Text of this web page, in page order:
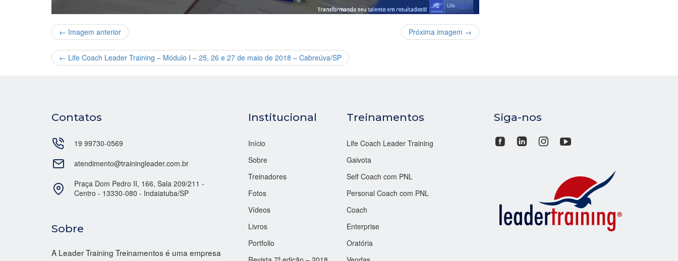
← Imagem anterior Próxima imagem →
← Life Coach Leader Training – Módulo I – 25, 26 e 27 de maio de 2018 – Cabreúva/SP
Contatos
19 99730-0569
atendimento@trainingleader.com.br
Praça Dom Pedro II, 166, Sala 209/211 -
Centro - 13330-080 - Indaiatuba/SP
Sobre
A Leader Training Treinamentos é uma empresa
Institucional
Início
Sobre
Treinadores
Fotos
Vídeos
Livros
Portfolio
Treinamentos
Life Coach Leader Training
Gaivota
Self Coach com PNL
Personal Coach com PNL
Coach
Enterprise
Oratória
Siga-nos